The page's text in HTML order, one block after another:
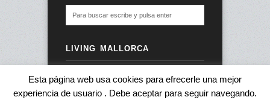
LIVING MALLORCA
© 2026 audit2me |Aviso Legal|
Esta página web usa cookies para efrecerle una mejor
experiencia de usuario . Debe aceptar para seguir navegando.